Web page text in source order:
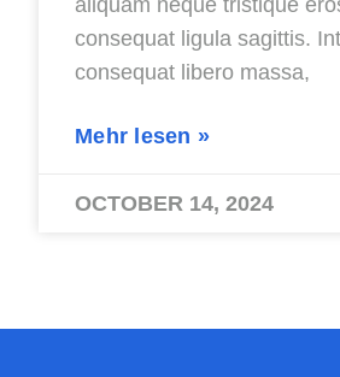
consequat ligula sagittis.
consequat libero massa,
Mehr lesen »
OCTOBER 14, 2024